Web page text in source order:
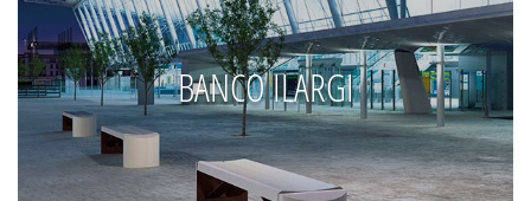
BANCO ILARGI